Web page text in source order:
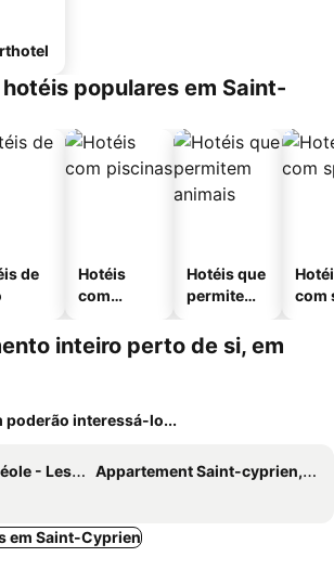
populares em Saint-
de
Hotéis
com
Hotéis que
permitem
com
inteiro perto de si, em
poderão interessá-lo...
- Saint-Cyprien Appartement Saint-cyprien, 1 Pièce, 4 Personnes
em Saint-Cyprien